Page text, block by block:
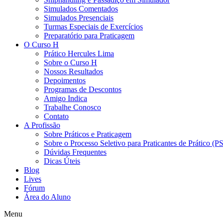
Simulados Comentados
Simulados Presenciais
Turmas Especiais de Exercícios
Preparatório para Praticagem
O Curso H
Prático Hercules Lima
Sobre o Curso H
Nossos Resultados
Depoimentos
Programas de Descontos
Amigo Indica
Trabalhe Conosco
Contato
A Profissão
Sobre Práticos e Praticagem
Sobre o Processo Seletivo para Praticantes de Prático
Dúvidas Frequentes
Dicas Úteis
Blog
Lives
Fórum
Área do Aluno
Menu